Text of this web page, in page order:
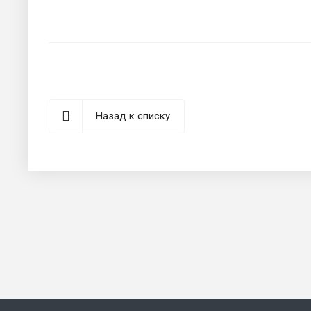
Назад к списку